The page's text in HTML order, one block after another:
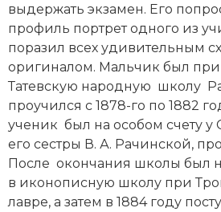
Новейшая история
Нумизматика
Образование
Общественные объединения
Политическая история
Революции и народные
выдержать экзамен. Его
профиль портрет одного из
поразил всех удивительным
оригиналом. Мальчик был
Татевскую народную школу
проучился с 1878-го по 1882
ученик был на особом счету у
его сестры В. А. Рачинской,
После окончания школы был
в иконописную школу при
лавре, а затем в 1884 году